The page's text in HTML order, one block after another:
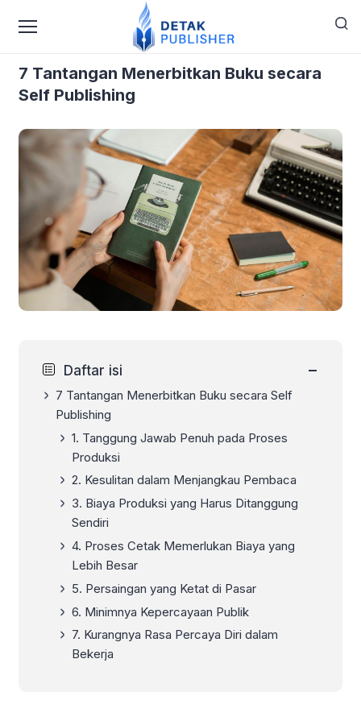
7 Tantangan Menerbitkan Buku secara
7 Tantangan Menerbitkan Buku secara
Self Publishing
Daftar isi −
7 Tantangan Menerbitkan Buku secara Self
Publishing
1. Tanggung Jawab Penuh pada Proses
Produksi
2. Kesulitan dalam Menjangkau Pembaca
3. Biaya Produksi yang Harus Ditanggung
Sendiri
4. Proses Cetak Memerlukan Biaya yang
Lebih Besar
5. Persaingan yang Ketat di Pasar
6. Minimnya Kepercayaan Publik
7. Kurangnya Rasa Percaya Diri dalam
Bekerja